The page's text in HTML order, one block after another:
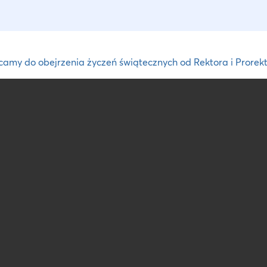
do obejrzenia życzeń świątecznych od Rektora i